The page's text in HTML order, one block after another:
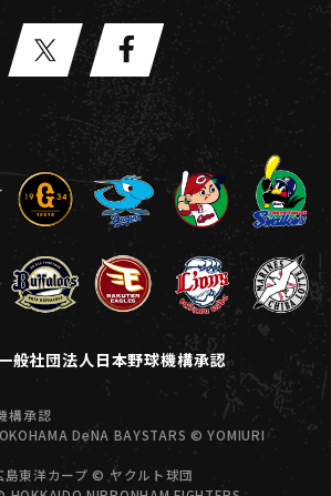
般社団法人日本野球機構承認
構承認
DeNA BAYSTARS © YOMIURI
東洋カープ © ヤクルト球団